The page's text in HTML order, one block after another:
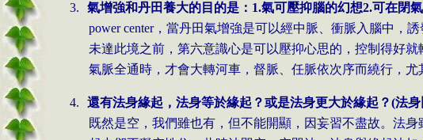
3. 氣增強和丹田養大的目的是： 1.氣可壓抑腦的幻想2.可在閉
power center，當丹田氣增強是可以經中脈、衝脈入腦中，
未達此境之前，第六意識心是可以壓抑心思的，控制得好
氣脈全通時，才會大轉河車，督脈、任脈依次序而繞行，
4. 還有法身緣起，法身等於緣起？或是法身更大於緣起？(法
既然是空，我們雖也有，但不能開顯，因妄習不盡故。法